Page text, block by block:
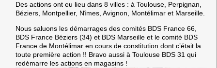
Des actions ont eu lieu dans 8 villes : à Toulouse, Perpignan,
Béziers, Montpellier, Nîmes, Avignon, Montélimar et Marseille.
Nous saluons les démarrages des comités BDS France 66,
BDS France Béziers (34) et BDS Marseille et le comité BDS
France de Montélimar en cours de constitution dont c’était la
toute première action !! Bravo aussi à Toulouse BDS 31 qui
redémarre les actions en magasins !